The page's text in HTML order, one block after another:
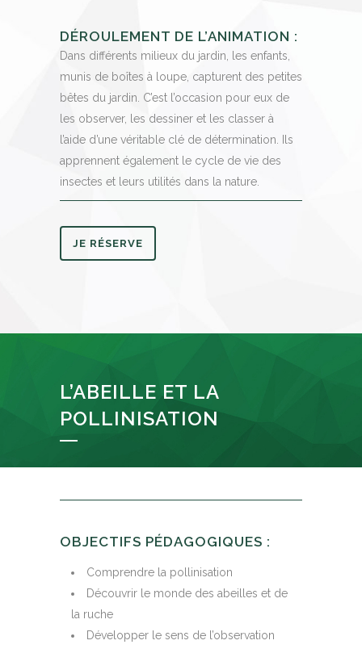
DÉROULEMENT DE L’ANIMATION :
Dans différents milieux du jardin, les enfants,
munis de boîtes à loupe, capturent des petites
bêtes du jardin. C’est l’occasion pour eux de
les observer, les dessiner et les classer à
l’aide d’une véritable clé de détermination. Ils
apprennent également le cycle de vie des
insectes et leurs utilités dans la nature.
JE RÉSERVE
L’ABEILLE ET LA
POLLINISATION
OBJECTIFS PÉDAGOGIQUES :
Comprendre la pollinisation
Découvrir le monde des abeilles et de
la ruche
Développer le sens de l’observation